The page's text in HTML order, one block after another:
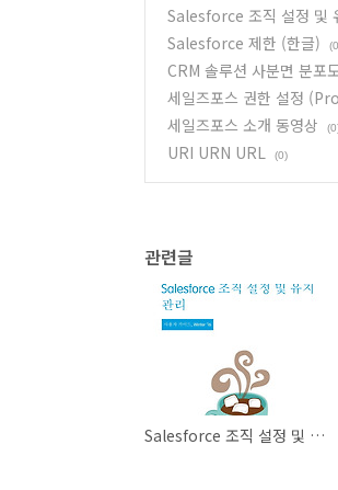
Salesforce 조직 설정 및
Salesforce 제한 (한글)
CRM 솔루션 사분면 분포
세일즈포스 권한 설정
세일즈포스 소개 동영상
URI URN URL (0)
관련글
Salesforce 조직 설정 및 유지 관리 (한글)